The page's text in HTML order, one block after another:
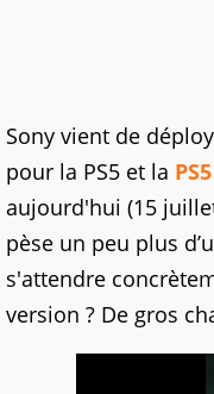
Sony vient de
pour la PS5 et la
aujourd'hui (15
pèse un peu plus
s'attendre
version ? De gros